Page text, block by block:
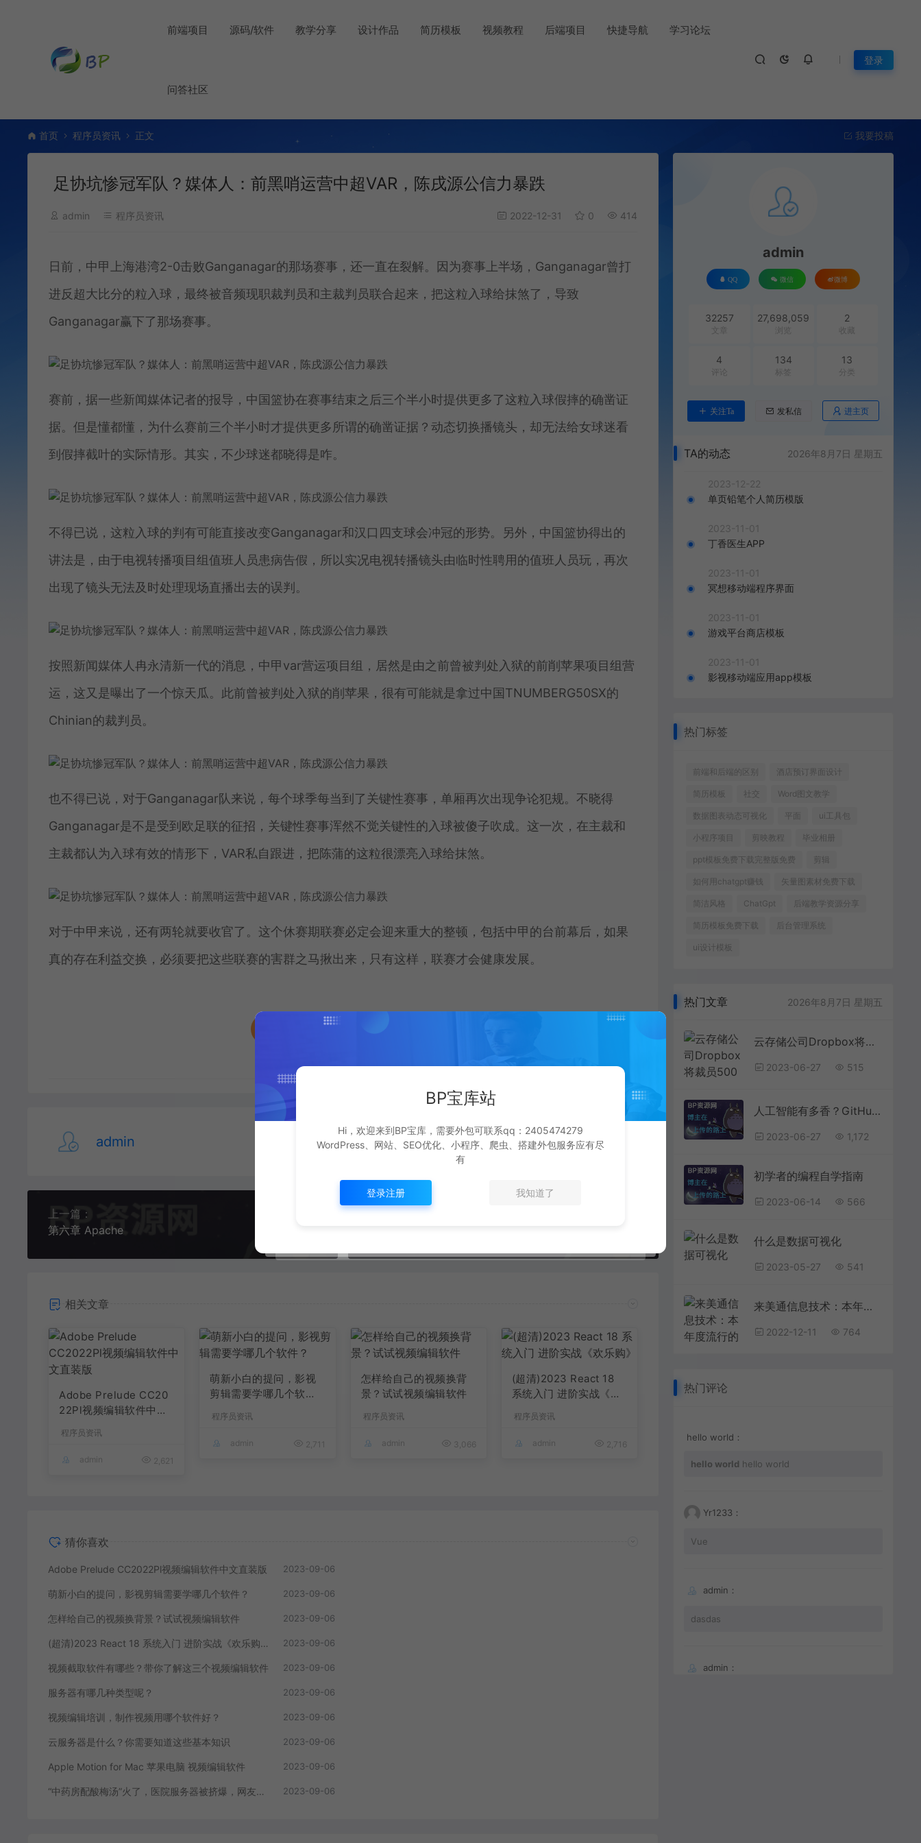
前端项目 源码/软件 教学分享 设计作品 简历模板 视频教程 后端项目 快捷导航 学习论坛
问答社区
登录
首页 程序员资讯 正文 我要投稿
足协坑惨冠军队？媒体人：前黑哨运营中超VAR，陈戌源公信力暴跌
admin 程序员资讯 2022-12-31 0 414
日前，中甲上海港湾2-0击败Ganganagar的那场赛事，还一直在裂解。因为赛事上半场，Ganganagar曾打
进反超大比分的粒入球，最终被音频现职裁判员和主裁判员联合起来，把这粒入球给抹煞了，导致
Ganganagar赢下了那场赛事。
赛前，据一些新闻媒体记者的报导，中国篮协在赛事结束之后三个半小时提供更多了这粒入球假摔的确凿证
据。但是懂都懂，为什么赛前三个半小时才提供更多所谓的确凿证据？动态切换播镜头，却无法给女球迷看
到假摔截叶的实际情形。其实，不少球迷都晓得是咋。
不得已说，这粒入球的判有可能直接改变Ganganagar和汉口四支球会冲冠的形势。另外，中国篮协得出的
讲法是，由于电视转播项目组值班人员患病告假，所以实况电视转播镜头由临时性聘用的值班人员玩，再次
出现了镜头无法及时处理现场直播出去的误判。
按照新闻媒体人冉永清新一代的消息，中甲var营运项目组，居然是由之前曾被判处入狱的前削苹果项目组营
运，这又是曝出了一个惊天瓜。此前曾被判处入狱的削苹果，很有可能就是拿过中国TNUMBERG50SX的
Chinian的裁判员。
也不得已说，对于Ganganagar队来说，每个球季每当到了关键性赛事，单厢再次出现争论犯规。不晓得
Ganganagar是不是受到欧足联的征招，关键性赛事浑然不觉关键性的入球被傻子吹成。这一次，在主裁和
主裁都认为入球有效的情形下，VAR私自跟进，把陈蒲的这粒很漂亮入球给抹煞。
对于中甲来说，还有两轮就要收官了。这个休赛期联赛必定会迎来重大的整顿，包括中甲的台前幕后，如果
真的存在利益交换，必须要把这些联赛的害群之马揪出来，只有这样，联赛才会健康发展。
点赞 (
admin 生成海报 复制本文链接
上一篇：
第六章 Apache
下一篇：
相关文章
Adobe Prelude CC20
22Pl视频编辑软件中文
程序员资讯
admin 2,621
萌新小白的提问，影视
剪辑需要学哪几个软
程序员资讯
admin 2,711
怎样给自己的视频换背
景？试试视频编辑软件
程序员资讯
admin 3,066
(超清)2023 React 18
系统入门 进阶实战《欢
程序员资讯
admin 2,716
猜你喜欢
Adobe Prelude CC2022Pl视频编辑软件中文直装版 2023-09-06
萌新小白的提问，影视剪辑需要学哪几个软件？ 2023-09-06
怎样给自己的视频换背景？试试视频编辑软件 2023-09-06
(超清)2023 React 18 系统入门 进阶实战《欢乐购》 2023-09-06
视频截取软件有哪些？带你了解这三个视频编辑软件 2023-09-06
服务器有哪几种类型呢？ 2023-09-06
视频编辑培训，制作视频用哪个软件好？ 2023-09-06
云服务器是什么？你需要知道这些基本知识 2023-09-06
Apple Motion for Mac 苹果电脑 视频编辑软件 2023-09-06
“中药房配酸梅汤”火了，医院服务器被挤爆，网友：更适合中国宝宝体质 2023-09-06
admin
QQ 微信 微博
32257
文章
27,698,059
浏览
2
收藏
4
评论
134
标签
13
分类
关注Ta 发私信 进主页
TA的动态 2026年8月7日 星期五
2023-12-22
单页铅笔个人简历模版
2023-11-01
丁香医生APP
2023-11-01
冥想移动端程序界面
2023-11-01
游戏平台商店模板
2023-11-01
影视移动端应用app模板
热门标签
前端和后端的区别 酒店预订界面设计
简历模板 社交 Word图文教学
数据图表动态可视化 平面 ui工具包
小程序项目 剪映教程 毕业相册
ppt模板免费下载完整版免费 剪辑
如何用chatgpt赚钱 矢量图素材免费下载
简洁风格 ChatGpt 后端教学资源分享
简历模板免费下载 后台管理系统
ui设计模板
热门文章 2026年8月7日 星期五
云存储公司Dropbox将裁员500人，称未来属于人工智能
2023-06-27 515
人工智能有多香？GitHub调查发现美国超九成码农已投向AI怀抱天安门上毛主席像已挂73年，还要挂多久？早在1980年邓公便已解答
2023-06-27 1,172
初学者的编程自学指南
2023-06-14 566
什么是数据可视化
2023-05-27 541
来美通信息技术：本年度流行的网页设计风格
2022-12-11 764
热门评论
hello world：
hello world hello world
Yr1233：
Vue
admin：
dasdas
admin：
BP宝库站
Hi，欢迎来到BP宝库，需要外包可联系qq：2405474279
WordPress、网站、SEO优化、小程序、爬虫、搭建外包服务应有尽
有
登录注册 我知道了